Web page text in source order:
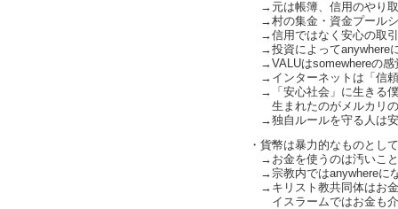
→元は帳簿、信用のやり
→村の集金・資金プール
→信用ではなく安心の取
→投資によってanywhere
→VALUはsomewhereの感
→インターネットは「信
→「安心社会」に生きる
生まれたのがメルカリの
→独自ルールを守る人は
・貨幣は暴力的なものとし
→お金を使うのは汚いこ
→宗教内ではanywhereに
→キリスト教共同体はお
イスラームではお金も介